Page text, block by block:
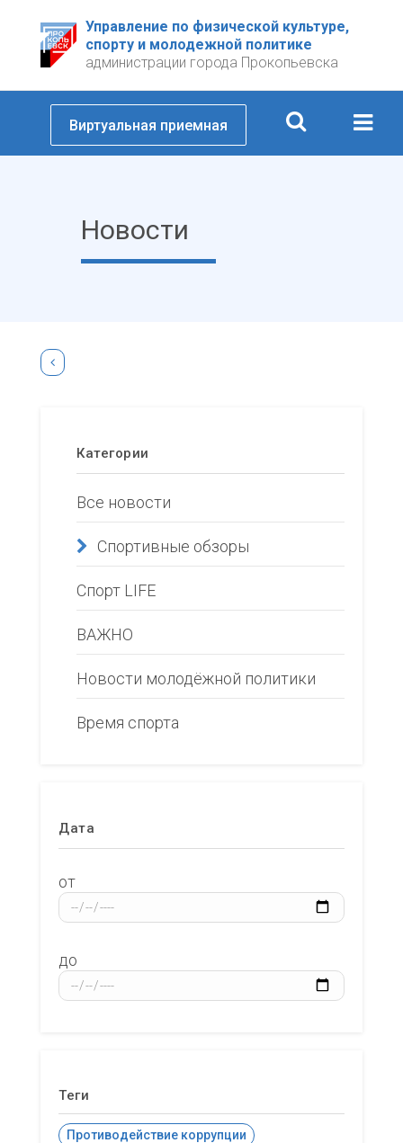
Управление по физической культуре,
спорту и молодежной политике
администрации города Прокопьевска
Виртуальная приемная
Новости
Категории
Все новости
Спортивные обзоры
Спорт LIFE
ВАЖНО
Новости молодёжной политики
Время спорта
Дата
от
до
Теги
Противодействие коррупции